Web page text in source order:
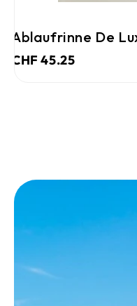
Ablaufrinne De
CHF 45.25